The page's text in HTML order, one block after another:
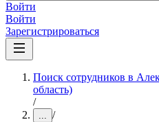
Войти
Войти
Зарегистрироваться
Поиск сотрудников в
область)
/
... /